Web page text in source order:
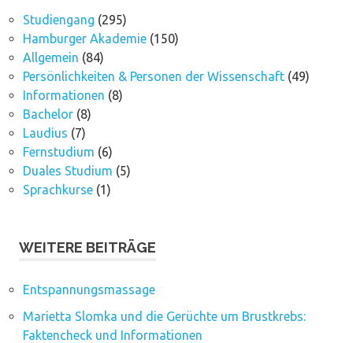
Studiengang (295)
Hamburger Akademie(150)
Allgemein (84)
Persönlichkeiten & Personen der Wissenschaft(49)
Informationen (8)
Bachelor(8)
Laudius (7)
Fernstudium (6)
Duales Studium (5)
Sprachkurse(1)
WEITERE BEITRÄGE
Entspannungsmassage
Marietta Slomka und die Gerüchte um Brustkrebs:
Faktencheck und Informationen